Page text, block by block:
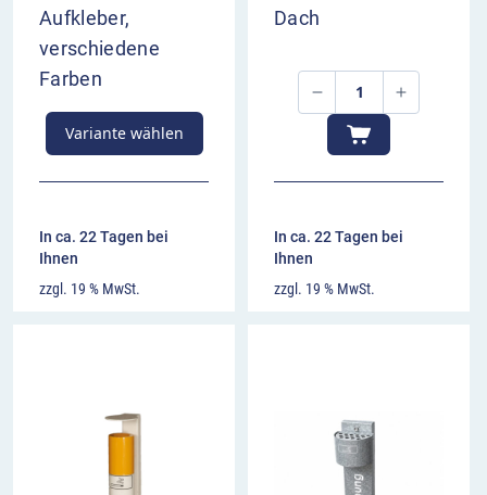
Aufkleber,
verschiedene
Farben
Variante wählen
In ca. 22 Tagen bei
Ihnen
zzgl. 19 % MwSt.
Dach
In ca. 22 Tagen bei
Ihnen
zzgl. 19 % MwSt.